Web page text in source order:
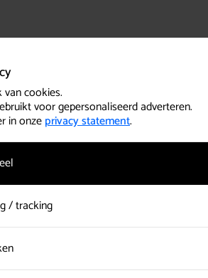
cookies.
voor gepersonaliseerd adverteren.
in onzeprivacy statement.
/ tracking